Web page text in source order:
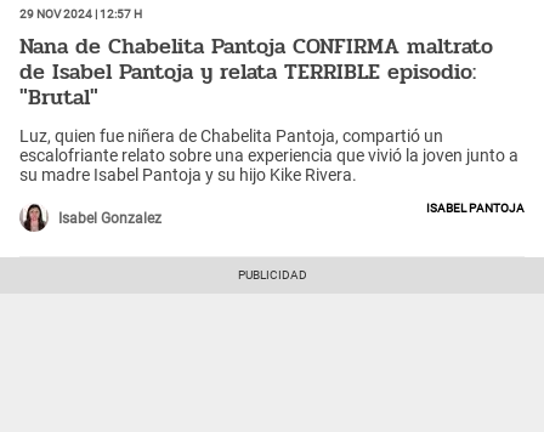
29 Nov 2024 | 12:57 h
Nana de Chabelita Pantoja CONFIRMA maltrato
de Isabel Pantoja y relata TERRIBLE episodio:
"Brutal"
Luz, quien fue niñera de Chabelita Pantoja, compartió un
escalofriante relato sobre una experiencia que vivió la joven junto a
su madre Isabel Pantoja y su hijo Kike Rivera.
Isabel Gonzalez
Isabel Pantoja